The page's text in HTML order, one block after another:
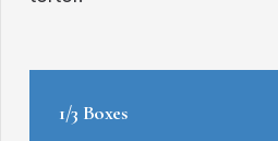
1/3 Boxes